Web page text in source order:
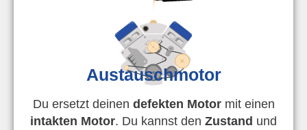
Austauschmotor
Du ersetzt deinen defekten Motormit einen
intakten Motor. Du kannst den Zustand und